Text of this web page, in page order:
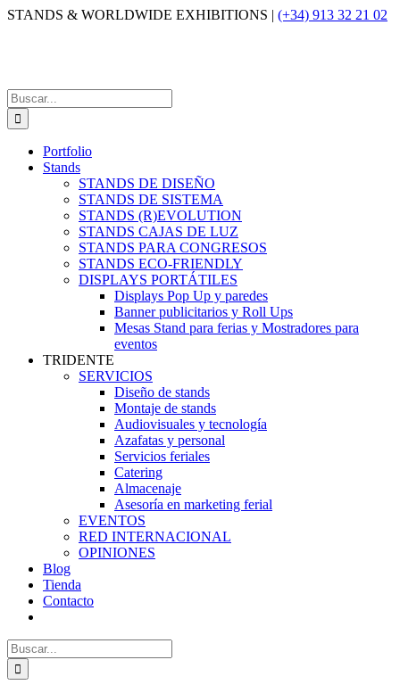
Saltar
STANDS & WORLDWIDE EXHIBITIONS | (+34) 913 32 21 02
Buscar:
Portfolio
Stands
STANDS DE DISEÑO
STANDS DE SISTEMA
STANDS (R)EVOLUTION
STANDS CAJAS DE LUZ
STANDS PARA CONGRESOS
STANDS ECO-FRIENDLY
DISPLAYS PORTÁTILES
Displays Pop Up y paredes
Banner publicitarios y Roll Ups
Mesas Stand para ferias y Mostradores para
eventos
TRIDENTE
SERVICIOS
Diseño de stands
Montaje de stands
Audiovisuales y tecnología
Azafatas y personal
Servicios feriales
Catering
Almacenaje
Asesoría en marketing ferial
EVENTOS
RED INTERNACIONAL
OPINIONES
Blog
Tienda
Contacto
Buscar: